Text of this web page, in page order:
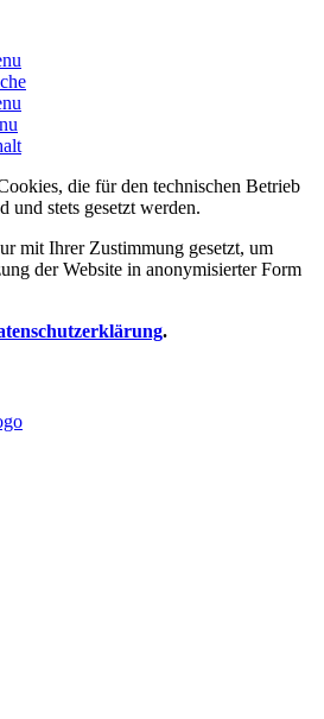
die für den technischen Betrieb
und stets gesetzt werden.
mit Ihrer Zustimmung gesetzt, um
der Website in anonymisierter Form
.